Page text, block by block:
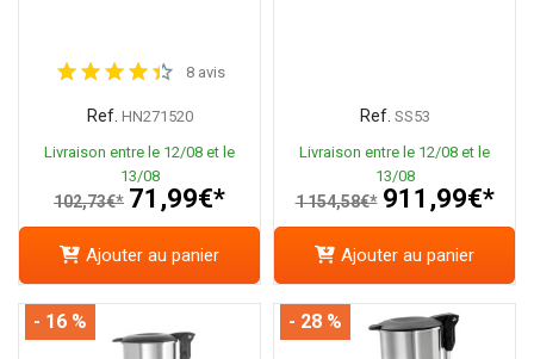
8 avis
Ref. HN271520
Livraison entre le 12/08 et le
13/08
102,73€* 71,99€*
Ajouter au panier
Ref. SS53
Livraison entre le 12/08 et le
13/08
1 154,58€* 911,99€*
Ajouter au panier
- 16 % - 28 %